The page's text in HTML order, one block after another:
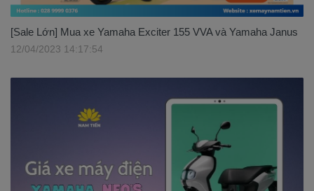
[Sale Lớn] Mua xe Yamaha Exciter 155 VVA và Yamaha Janus
12/04/2023 14:17:54